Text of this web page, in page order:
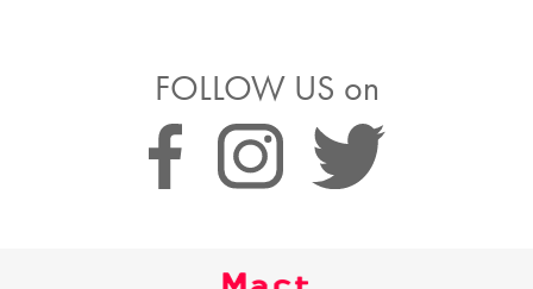
FOLLOW US on